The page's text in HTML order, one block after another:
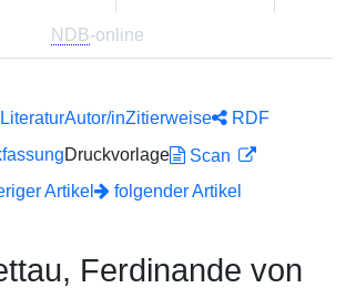
NDB-online
LiteraturAutor/inZitierweise
RDF
Druckvorlage
Scan
Artikel
folgender Artikel
Ferdinande von